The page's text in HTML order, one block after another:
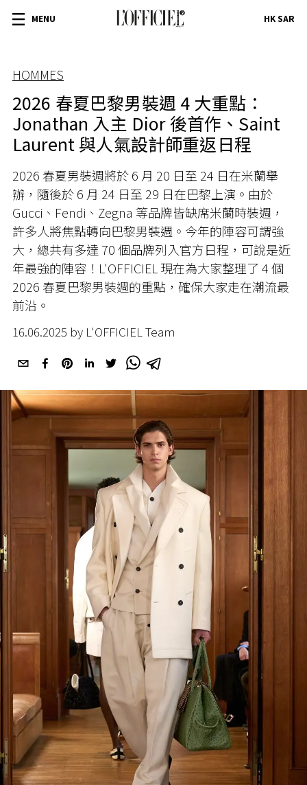
MENU HK SAR
HOMMES
2026 春夏巴黎男裝週 4 大重點：
Jonathan 入主 Dior 後首作、Saint
Laurent 與人氣設計師重返日程
2026 春夏男裝週將於 6 月 20 日至 24 日在米蘭舉
辦，隨後於 6 月 24 日至 29 日在巴黎上演。由於
Gucci、Fendi、Zegna 等品牌皆缺席米蘭時裝週，
許多人將焦點轉向巴黎男裝週。今年的陣容可謂強
大，總共有多達 70 個品牌列入官方日程，可說是近
年最強的陣容！L'OFFICIEL 現在為大家整理了 4 個
2026 春夏巴黎男裝週的重點，確保大家走在潮流最
前沿。
16.06.2025 by L'OFFICIEL Team